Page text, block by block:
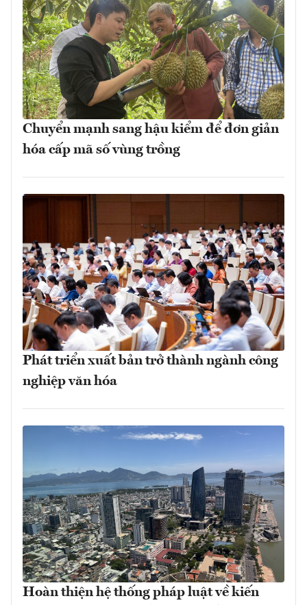
Chuyển mạnh sang hậu kiểm để đơn giản
hóa cấp mã số vùng trồng
Phát triển xuất bản trở thành ngành công
nghiệp văn hóa
Hoàn thiện hệ thống pháp luật về kiến